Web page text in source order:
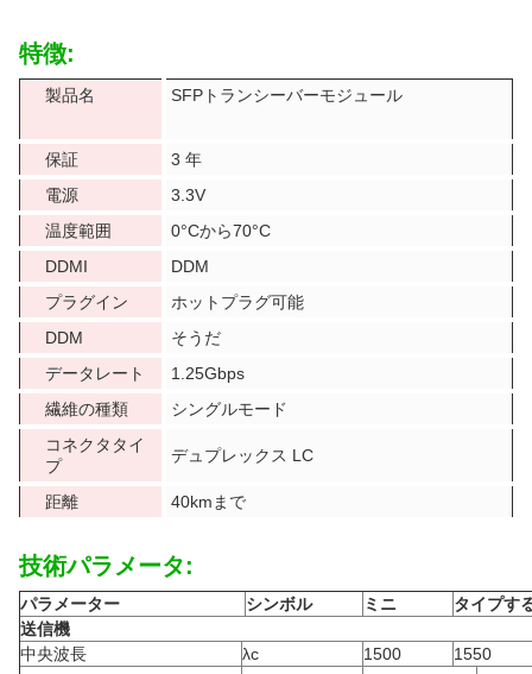
特徴:
製品名 SFPトランシーバーモジュール
保証
3 年
電源
3.3V
温度範囲
0°Cから70°C
DDMI
DDM
プラグイン
ホットプラグ可能
DDM
そうだ
データレート
1.25Gbps
繊維の種類
シングルモード
コネクタタイ
プ
デュプレックス LC
距離 40kmまで
技術パラメータ:
パラメーター シンボル ミニ
タイプす
送信機
中央波長
λc 1500 1550